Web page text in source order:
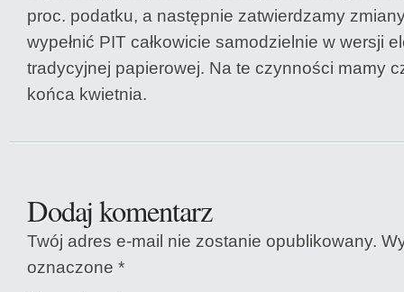
proc. podatku, a następnie zatwierdzamy
wypełnić PIT całkowicie samodzielnie w wersji
tradycyjnej papierowej. Na te czynności mamy
końca kwietnia.
Dodaj komentarz
Twój adres e-mail nie zostanie opublikowany.
oznaczone *